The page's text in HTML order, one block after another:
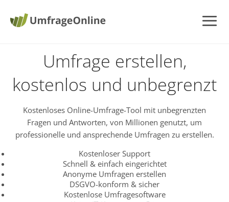
Umfrage erstellen,
kostenlos und unbegrenzt
Kostenloses Online-Umfrage-Tool mit unbegrenzten
Fragen und Antworten, von Millionen genutzt, um
professionelle und ansprechende Umfragen zu erstellen.
Kostenloser Support
Schnell & einfach eingerichtet
Anonyme Umfragen erstellen
DSGVO-konform & sicher
Kostenlose Umfragesoftware